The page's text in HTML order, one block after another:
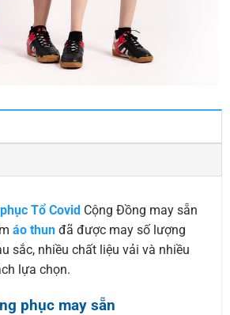
Tổ Covid Cộng Đồng may sẵn
áo thun đã được may số lượng
sắc, nhiều chất liệu vải và nhiều
lựa chọn.
phục may sẵn